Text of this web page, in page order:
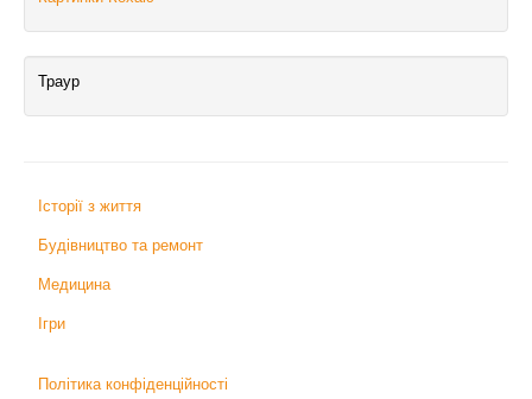
Траур
Історії з життя
Будівництво та ремонт
Медицина
Ігри
Політика конфіденційності